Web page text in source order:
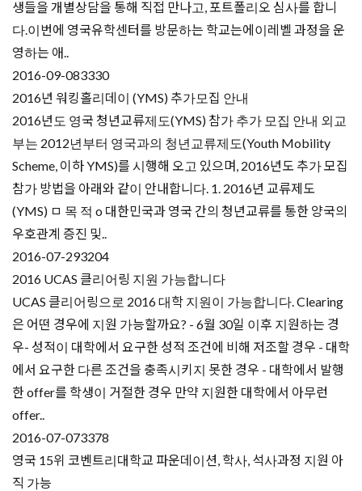
생들을 개별상담을 통해 직접 만나고, 포트폴리오 심사를 합니
다.이번에 영국유학센터를 방문하는 학교는에이레벨 과정을 운
영하는 애..
2016-09-083330
2016년 워킹홀리데이 (YMS) 추가모집 안내
2016년도 영국 청년교류제도(YMS) 참가 추가 모집 안내 외교
부는 2012년부터 영국과의 청년교류제도(Youth Mobility
Scheme, 이하 YMS)를 시행해 오고 있으며, 2016년도 추가 모집
참가 방법을 아래와 같이 안내합니다. 1. 2016년 교류제도
(YMS) ㅁ 목 적 o 대한민국과 영국 간의 청년교류를 통한 양국의
우호관계 증진 및..
2016-07-293204
2016 UCAS 클리어링 지원 가능합니다
UCAS 클리어링으로 2016 대학 지원이 가능합니다. Clearing
은 어떤 경우에 지원 가능할까요? - 6월 30일 이후 지원하는 경
우- 성적이 대학에서 요구한 성적 조건에 비해 저조할 경우 - 대학
에서 요구한 다른 조건을 충족시키지 못한 경우 - 대학에서 발행
한 offer를 학생이 거절한 경우 만약 지원한 대학에서 아무런
offer..
2016-07-073378
영국 15위 코벤트리대학교 파운데이션, 학사, 석사과정 지원 아
직 가능